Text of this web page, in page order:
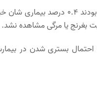
بغرنج یا مرگی مشاهده نشد.